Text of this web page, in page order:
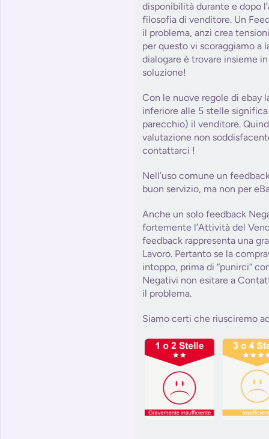
disponibilità durante e dopo
filosofia di venditore. Un
il problema, anzi crea
per questo vi scoraggiamo a
dialogare è trovare insieme
soluzione!
Con le nuove regole di ebay
inferiore alle 5 stelle
parecchio) il venditore.
valutazione non
contattarci !
Nell’uso comune un
buon servizio, ma non per
Anche un solo feedback
fortemente l’Attività del
feedback rappresenta una
Lavoro. Pertanto se la
intoppo, prima di “punirci”
Negativi non esitare a
il problema.
Siamo certi che riusciremo